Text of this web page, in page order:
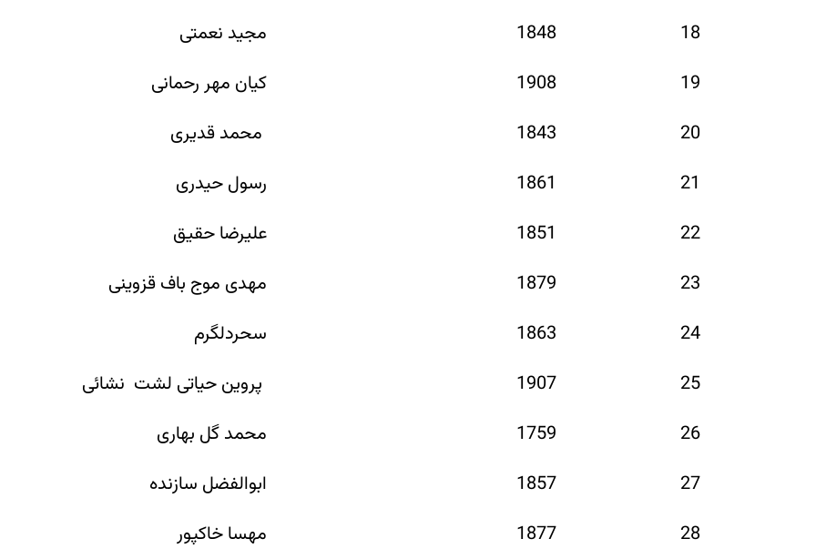
18
1848
مجید نعمتی
19
1908
کیان مهر رحمانی
20
1843
محمد قدیری
21
1861
رسول حیدری
22
1851
علیرضا حقیق
23
1879
مهدی موج باف قزوینی
24
1863
سحردلگرم
25
1907
پروین حیاتی لشت نشائی
26
1759
محمد گل بهاری
27
1857
ابوالفضل سازنده
28
1877 مهسا خاکپور